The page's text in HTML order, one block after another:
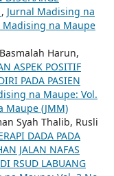
, Jurnal Madising na
Madising na Maupe
Harun,
ASPEK POSITIF
PADA PASIEN
na Maupe: Vol.
Maupe (JMM)
Syah Thalib, Rusli
DADA PADA
JALAN NAFAS
RSUD LABUANG